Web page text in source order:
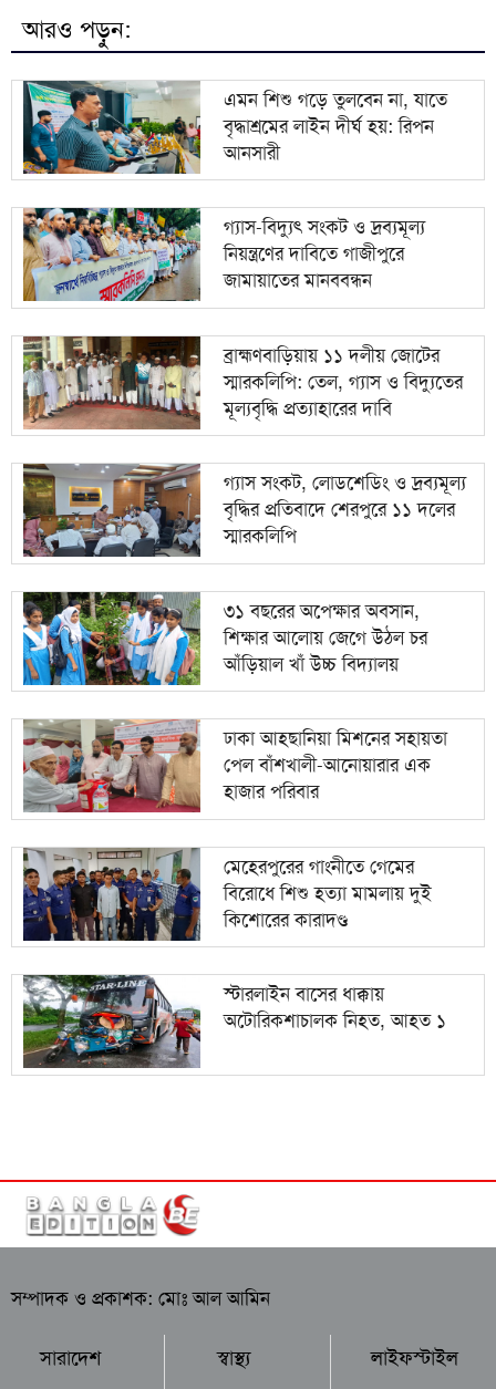
অপরাধে জড়িত গ্রেপ্তার ৪৩
৯ হাসিনা?
১০ দিল্লিকে কড়া বার্তা ঢাকার; ভারতের চোখ রাঙানির দিন কি
তবে শেষ?
আরও পড়ুন:
এমন শিশু গড়ে তুলবেন না, যাতে
বৃদ্ধাশ্রমের লাইন দীর্ঘ হয়: রিপন
আনসারী
গ্যাস-বিদ্যুৎ সংকট ও দ্রব্যমূল্য
নিয়ন্ত্রণের দাবিতে গাজীপুরে
জামায়াতের মানববন্ধন
ব্রাহ্মণবাড়িয়ায় ১১ দলীয় জোটের
স্মারকলিপি: তেল, গ্যাস ও বিদ্যুতের
মূল্যবৃদ্ধি প্রত্যাহারের দাবি
গ্যাস সংকট, লোডশেডিং ও দ্রব্যমূল্য
বৃদ্ধির প্রতিবাদে শেরপুরে ১১ দলের
স্মারকলিপি
৩১ বছরের অপেক্ষার অবসান,
শিক্ষার আলোয় জেগে উঠল চর
আঁড়িয়াল খাঁ উচ্চ বিদ্যালয়
ঢাকা আহ্ছানিয়া মিশনের সহায়তা
পেল বাঁশখালী-আনোয়ারার এক
হাজার পরিবার
মেহেরপুরের গাংনীতে গেমের
বিরোধে শিশু হত্যা মামলায় দুই
কিশোরের কারাদণ্ড
স্টারলাইন বাসের ধাক্কায়
অটোরিকশাচালক নিহত, আহত ১
সম্পাদক ও প্রকাশক: মোঃ আল আমিন
সারাদেশ স্বাস্থ্য লাইফস্টাইল